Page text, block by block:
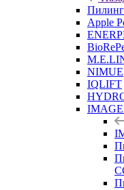
Apple
NIMUE
IQLIFT
IMAGE